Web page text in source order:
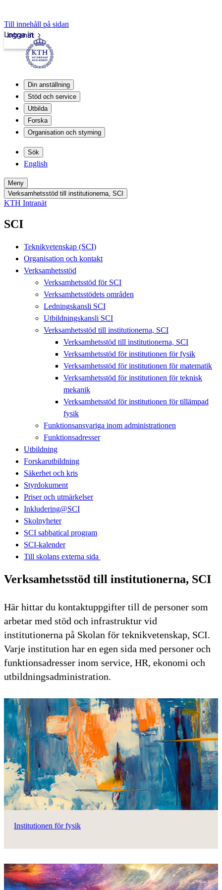
Till innehåll på sidan
Intranät
Logga in
Din anställning
Stöd och service
Utbilda
Forska
Organisation och styrning
Sök
English
Meny
Verksamhetsstöd till institutionerna, SCI
KTH Intranät
SCI
Teknikvetenskap (SCI)
Organisation och kontakt
Verksamhetsstöd
Verksamhetsstöd för SCI
Verksamhetsstödets områden
Ledningskansli SCI
Utbildningskansli SCI
Verksamhetsstöd till institutionerna, SCI
Verksamhetsstöd till institutionerna, SCI
Verksamhetsstöd för institutionen för fysik
Verksamhetsstöd för institutionen för matematik
Verksamhetsstöd för institutionen för teknisk
mekanik
Verksamhetsstöd för institutionen för tillämpad
fysik
Funktionsansvariga inom administrationen
Funktionsadresser
Utbildning
Forskarutbildning
Säkerhet och kris
Styrdokument
Priser och utmärkelser
Inkludering@SCI
Skolnyheter
SCI sabbatical program
SCI-kalender
Till skolans externa sida​​​​​​​
Verksamhetsstöd till institutionerna, SCI
Här hittar du kontaktuppgifter till de personer som
arbetar med stöd och infrastruktur vid
institutionerna på Skolan för teknikvetenskap, SCI.
Varje institution har en egen sida med personer och
funktionsadresser inom service, HR, ekonomi och
utbildningsadministration.
Institutionen för fysik